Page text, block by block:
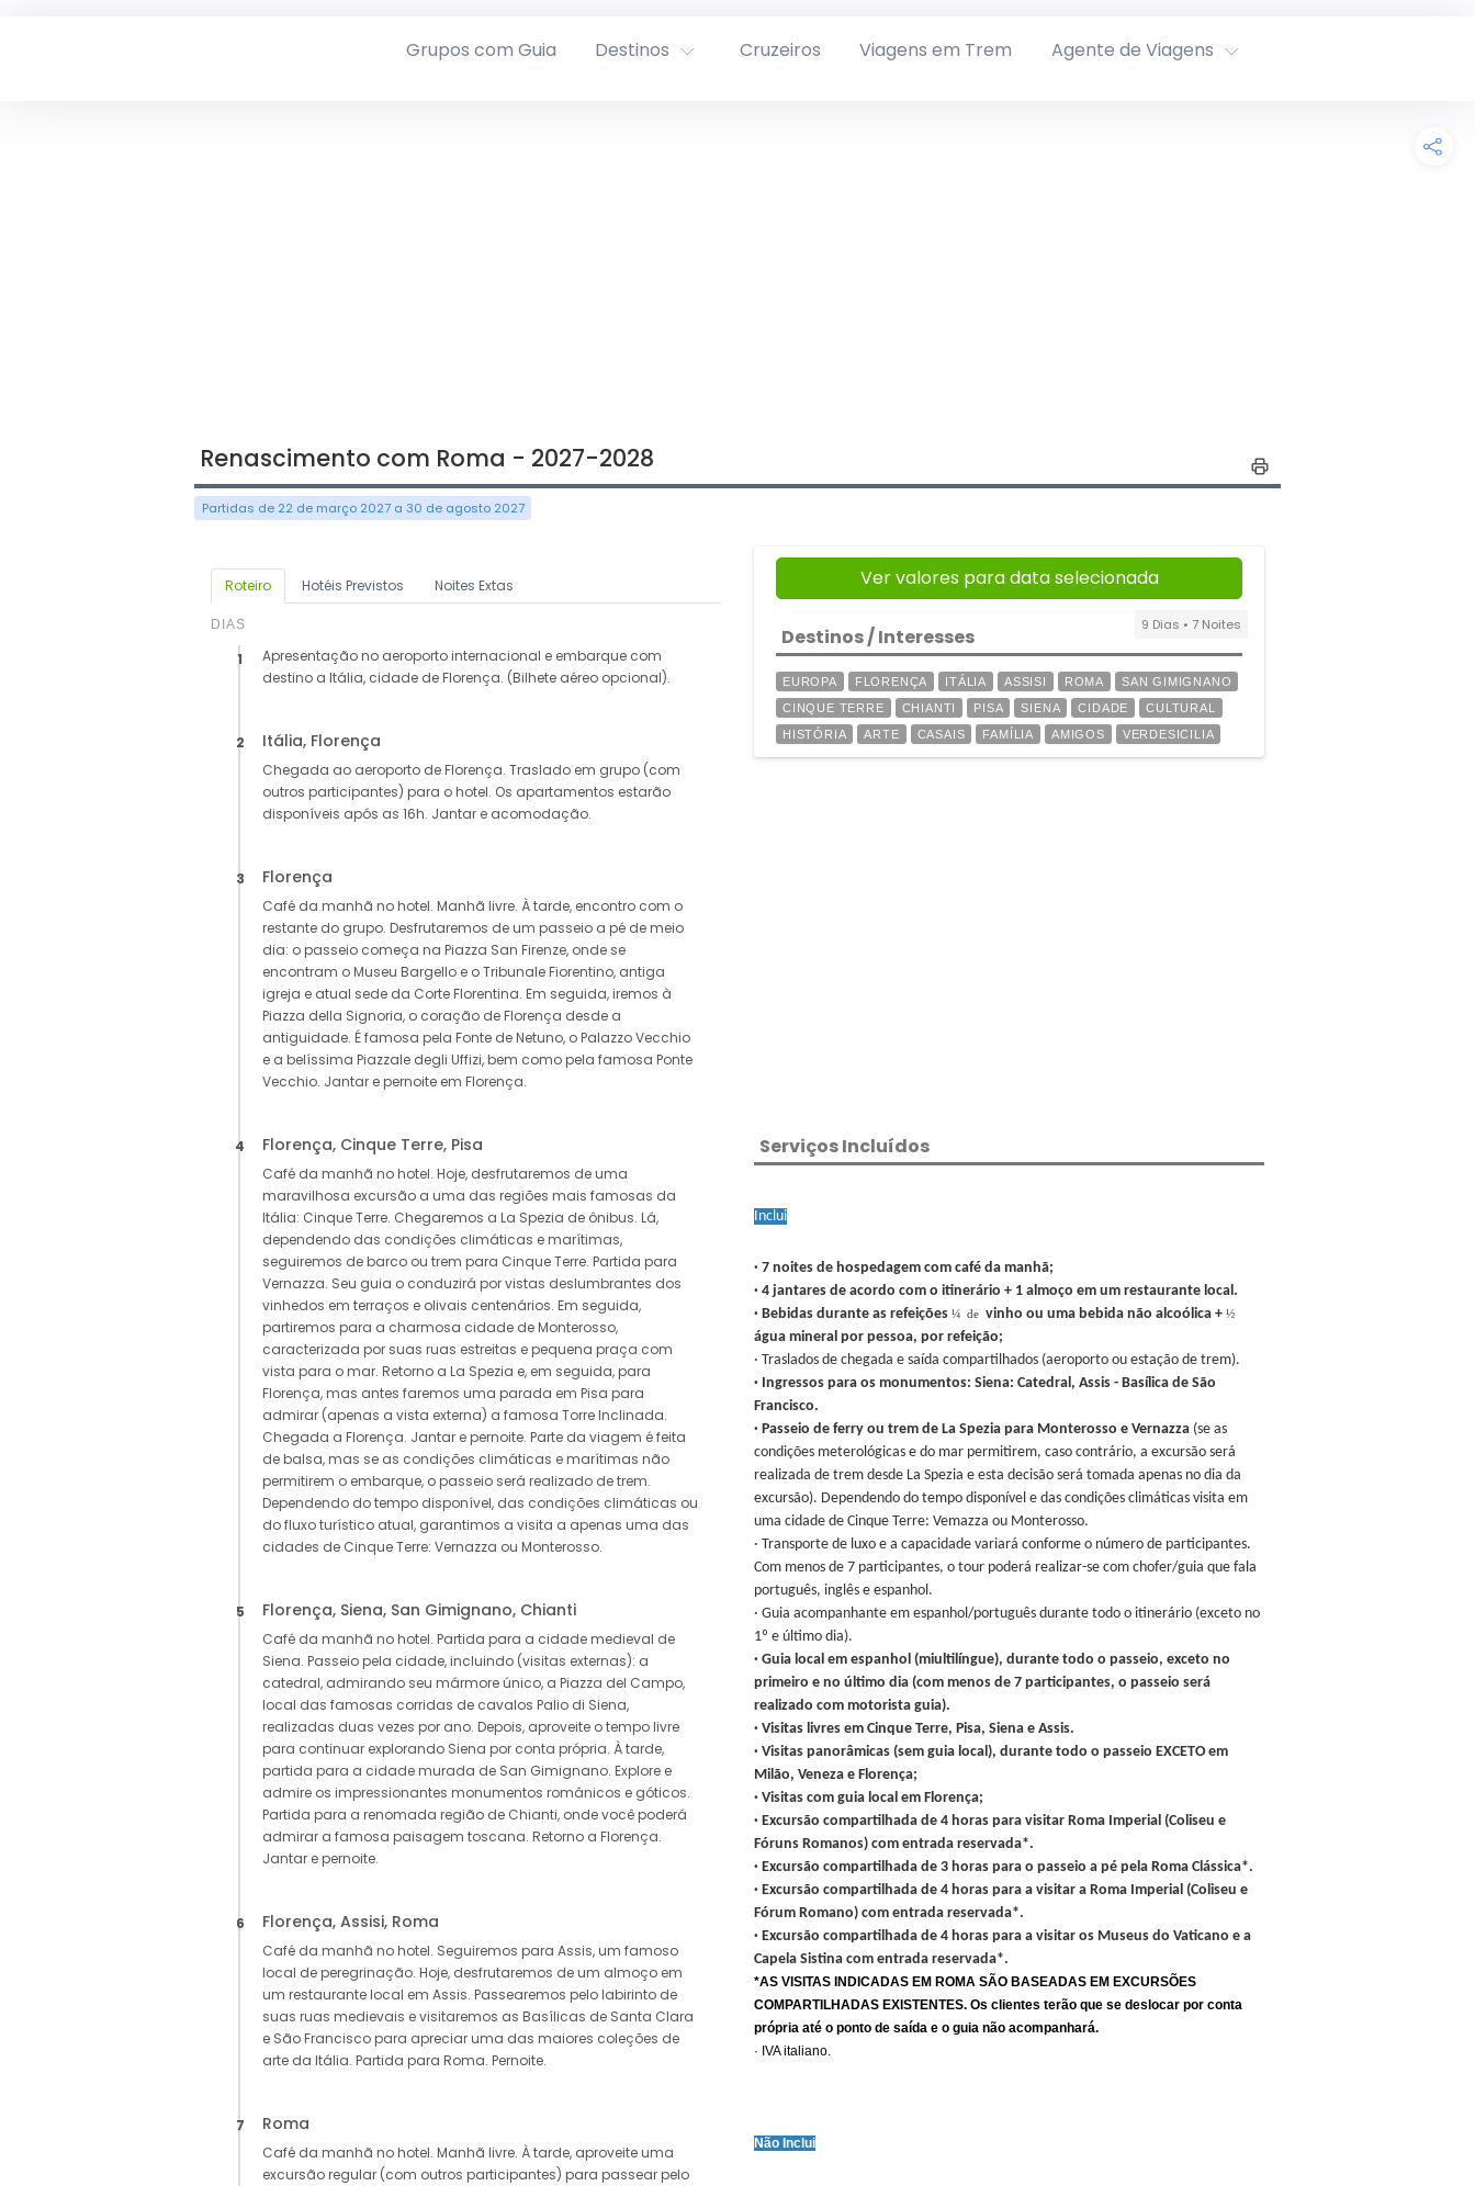
Grupos com Guia Destinos Cruzeiros Viagens em Trem Agente de Viagens
Renascimento com Roma - 2027-2028
Partidas de 22 de março 2027 a 30 de agosto 2027
Roteiro Hotéis Previstos Noites Extas
DIAS
1
Apresentação no aeroporto internacional e embarque com
destino a Itália, cidade de Florença. (Bilhete aéreo opcional).
2 Itália, Florença
Chegada ao aeroporto de Florença. Traslado em grupo (com
outros participantes) para o hotel. Os apartamentos estarão
disponíveis após as 16h. Jantar e acomodação.
3 Florença
Café da manhã no hotel. Manhã livre. À tarde, encontro com o
restante do grupo. Desfrutaremos de um passeio a pé de meio
dia: o passeio começa na Piazza San Firenze, onde se
encontram o Museu Bargello e o Tribunale Fiorentino, antiga
igreja e atual sede da Corte Florentina. Em seguida, iremos à
Piazza della Signoria, o coração de Florença desde a
antiguidade. É famosa pela Fonte de Netuno, o Palazzo Vecchio
e a belíssima Piazzale degli Uffizi, bem como pela famosa Ponte
Vecchio. Jantar e pernoite em Florença.
4 Florença, Cinque Terre, Pisa
Café da manhã no hotel. Hoje, desfrutaremos de uma
maravilhosa excursão a uma das regiões mais famosas da
Itália: Cinque Terre. Chegaremos a La Spezia de ônibus. Lá,
dependendo das condições climáticas e marítimas,
seguiremos de barco ou trem para Cinque Terre. Partida para
Vernazza. Seu guia o conduzirá por vistas deslumbrantes dos
vinhedos em terraços e olivais centenários. Em seguida,
partiremos para a charmosa cidade de Monterosso,
caracterizada por suas ruas estreitas e pequena praça com
vista para o mar. Retorno a La Spezia e, em seguida, para
Florença, mas antes faremos uma parada em Pisa para
admirar (apenas a vista externa) a famosa Torre Inclinada.
Chegada a Florença. Jantar e pernoite. Parte da viagem é feita
de balsa, mas se as condições climáticas e marítimas não
permitirem o embarque, o passeio será realizado de trem.
Dependendo do tempo disponível, das condições climáticas ou
do fluxo turístico atual, garantimos a visita a apenas uma das
cidades de Cinque Terre: Vernazza ou Monterosso.
5 Florença, Siena, San Gimignano, Chianti
Café da manhã no hotel. Partida para a cidade medieval de
Siena. Passeio pela cidade, incluindo (visitas externas): a
catedral, admirando seu mármore único, a Piazza del Campo,
local das famosas corridas de cavalos Palio di Siena,
realizadas duas vezes por ano. Depois, aproveite o tempo livre
para continuar explorando Siena por conta própria. À tarde,
partida para a cidade murada de San Gimignano. Explore e
admire os impressionantes monumentos românicos e góticos.
Partida para a renomada região de Chianti, onde você poderá
admirar a famosa paisagem toscana. Retorno a Florença.
Jantar e pernoite.
6 Florença, Assisi, Roma
Café da manhã no hotel. Seguiremos para Assis, um famoso
local de peregrinação. Hoje, desfrutaremos de um almoço em
um restaurante local em Assis. Passearemos pelo labirinto de
suas ruas medievais e visitaremos as Basílicas de Santa Clara
e São Francisco para apreciar uma das maiores coleções de
arte da Itália. Partida para Roma. Pernoite.
7 Roma
Café da manhã no hotel. Manhã livre. À tarde, aproveite uma
excursão regular (com outros participantes) para passear pelo
Ver valores para data selecionada
9 Dias • 7 Noites
Destinos / Interesses
EUROPA FLORENÇA ITÁLIA ASSISI ROMA
SAN GIMIGNANO
CINQUE TERRE
CHIANTI PISA SIENA CIDADE
CULTURAL
HISTÓRIA
ARTE CASAIS FAMÍLIA AMIGOS VERDESICILIA
Serviços Incluídos
Inclui
· 7 noites de hospedagem com café da manhã;
· 4 jantares de acordo com o itinerário + 1 almoço em um restaurante local.
· Bebidas durante as refeições ¼ de vinho ou uma bebida não alcoólica + ½
água mineral por pessoa, por refeição;
· Traslados de chegada e saída compartilhados (aeroporto ou estação de trem).
· Ingressos para os monumentos: Siena: Catedral, Assis - Basílica de São
Francisco.
· Passeio de ferry ou trem de La Spezia para Monterosso e Vernazza (se as
condições meterológicas e do mar permitirem, caso contrário, a excursão será
realizada de trem desde La Spezia e esta decisão será tomada apenas no dia da
excursão). Dependendo do tempo disponível e das condições climáticas visita em
uma cidade de Cinque Terre: Vemazza ou Monterosso.
· Transporte de luxo e a capacidade variará conforme o número de participantes.
Com menos de 7 participantes, o tour poderá realizar-se com chofer/guia que fala
português, inglês e espanhol.
· Guia acompanhante em espanhol/português durante todo o itinerário (exceto no
1º e último dia).
· Guia local em espanhol (miultilíngue), durante todo o passeio, exceto no
primeiro e no último dia (com menos de 7 participantes, o passeio será
realizado com motorista guia).
· Visitas livres em Cinque Terre, Pisa, Siena e Assis.
· Visitas panorâmicas (sem guia local), durante todo o passeio EXCETO em
Milão, Veneza e Florença;
· Visitas com guia local em Florença;
· Excursão compartilhada de 4 horas para visitar Roma Imperial (Coliseu e
Fóruns Romanos) com entrada reservada*.
· Excursão compartilhada de 3 horas para o passeio a pé pela Roma Clássica*.
· Excursão compartilhada de 4 horas para a visitar a Roma Imperial (Coliseu e
Fórum Romano) com entrada reservada*.
· Excursão compartilhada de 4 horas para a visitar os Museus do Vaticano e a
Capela Sistina com entrada reservada*.
*AS VISITAS INDICADAS EM ROMA SÃO BASEADAS EM EXCURSÕES
COMPARTILHADAS EXISTENTES. Os clientes terão que se deslocar por conta
própria até o ponto de saída e o guia não acompanhará.
· IVA italiano.
Não Inclui